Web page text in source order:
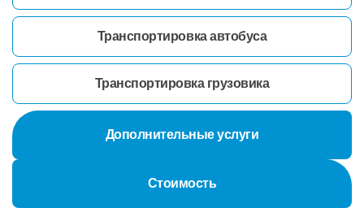
Транспортировка автобуса
Транспортировка грузовика
Дополнительные услуги
Стоимость